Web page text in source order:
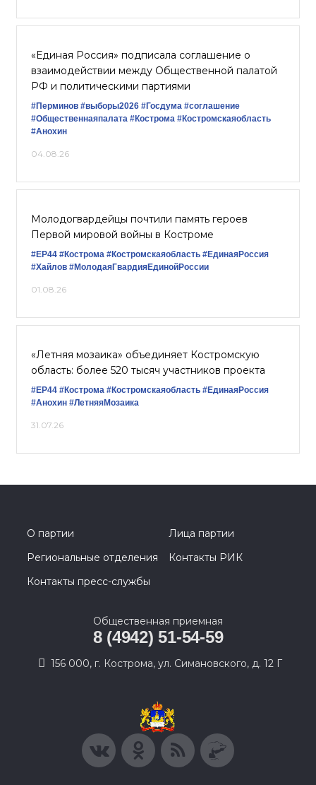
«Единая Россия» подписала соглашение о
взаимодействии между Общественной палатой
РФ и политическими партиями
#Перминов #выборы2026 #Госдума #соглашение
#Общественнаяпалата #Кострома #Костромскаяобласть
#Анохин
04.08.26
Молодогвардейцы почтили память героев
Первой мировой войны в Костроме
#ЕР44 #Кострома #Костромскаяобласть #‎ЕдинаяРоссия
#Хайлов #МолодаяГвардияЕдинойРоссии
01.08.26
«Летняя мозаика» объединяет Костромскую
область: более 520 тысяч участников проекта
#ЕР44 #Кострома #Костромскаяобласть #ЕдинаяРоссия
#Анохин #ЛетняяМозаика
31.07.26
О партии
Лица партии
Региональные отделения
Контакты РИК
Контакты пресс-службы
Общественная приемная
8 (4942) 51-54-59
156 000, г. Кострома, ул. Симановского, д. 12 Г